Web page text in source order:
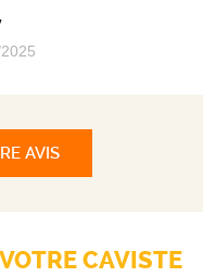
AVIS
CAVISTE